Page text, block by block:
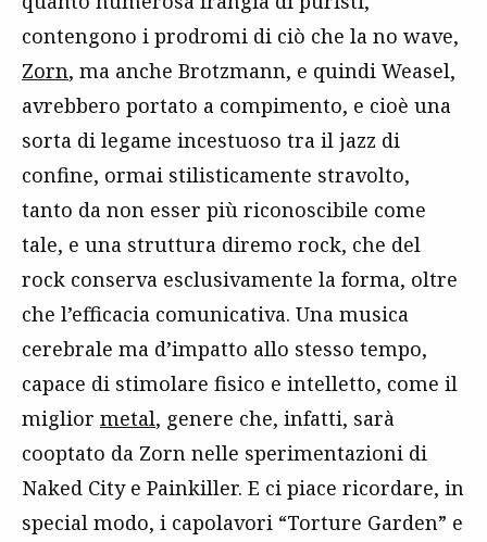
contengono i prodromi di ciò che la no wave,
Zorn, ma anche Brotzmann, e quindi Weasel,
avrebbero portato a compimento, e cioè una
sorta di legame incestuoso tra il jazz di
confine, ormai stilisticamente stravolto,
tanto da non esser più riconoscibile come
tale, e una struttura diremo rock, che del
rock conserva esclusivamente la forma, oltre
che l’efficacia comunicativa. Una musica
cerebrale ma d’impatto allo stesso tempo,
capace di stimolare fisico e intelletto, come il
miglior metal, genere che, infatti, sarà
cooptato da Zorn nelle sperimentazioni di
Naked City e Painkiller. E ci piace ricordare, in
special modo, i capolavori “Torture Garden” e